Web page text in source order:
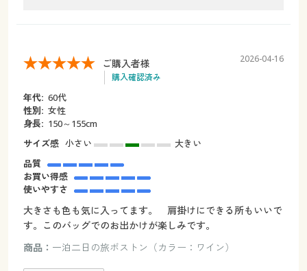
ご購入者様
購入確認済み
2026-04-16
年代: 60代
性別: 女性
身長: 150～155cm
サイズ感 小さい
大きい
品質
お買い得感
使いやすさ
大きさも色も気に入ってます。 肩掛けにできる所もいいで
す。このバッグでのお出かけが楽しみです。
商品： 一泊二日の旅ボストン（カラー：ワイン）